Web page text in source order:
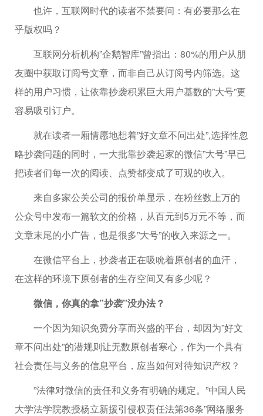
也许，互联网时代的读者不禁要问：有必要那么在
乎版权吗？
互联网分析机构”企鹅智库”曾指出：80%的用户从朋
友圈中获取订阅号文章，而非自己从订阅号内筛选。这
样的用户习惯，让依靠抄袭积累巨大用户基数的”大号”更
容易吸引订户。
就在读者一厢情愿地想着”好文章不问出处”,选择性忽
略抄袭问题的同时，一大批靠抄袭起家的微信”大号”早已
把读者们每一次的阅读、点赞都变成了可观的收入。
来自多家公关公司的报价单显示，在粉丝数上万的
公众号中发布一篇软文的价格，从百元到5万元不等，而
文章末尾的小广告，也是很多”大号”的收入来源之一。
在微信平台上，抄袭者正在吸吮着原创者的血汗，
在这样的环境下原创者的生存空间又有多少呢？
微信，你真的拿”抄袭”没办法？
一个因为知识免费分享而兴盛的平台，却因为”好文
章不问出处”的潜规则让无数原创者寒心，作为一个具有
社会责任与义务的信息平台，应当如何对待知识产权？
”法律对微信的责任和义务有明确的规定。”中国人民
大学法学院教授杨立新援引侵权责任法第36条”网络服务